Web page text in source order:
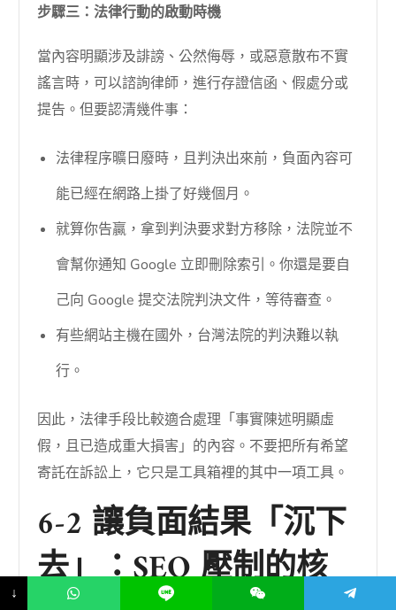
步驟三：法律行動的啟動時機
當內容明顯涉及誹謗、公然侮辱，或惡意散布不實
謠言時，可以諮詢律師，進行存證信函、假處分或
提告。但要認清幾件事：
法律程序曠日廢時，且判決出來前，負面內容可
能已經在網路上掛了好幾個月。
就算你告贏，拿到判決要求對方移除，法院並不
會幫你通知 Google 立即刪除索引。你還是要自
己向 Google 提交法院判決文件，等待審查。
有些網站主機在國外，台灣法院的判決難以執
行。
因此，法律手段比較適合處理「事實陳述明顯虛
假，且已造成重大損害」的內容。不要把所有希望
寄託在訴訟上，它只是工具箱裡的其中一項工具。
6-2 讓負面結果「沉下
去」：SEO 壓制的核
↓